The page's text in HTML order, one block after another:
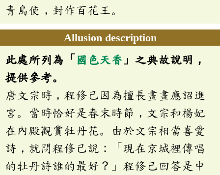
青鳥使，封作百花王。
Allusion description
此處所列為「 國色天香 」之典故說明，
提供參考。
唐文宗時，程修己因為擅長畫畫應詔進
宮。當時恰好是春末時節，文宗和楊妃
在內殿觀賞牡丹花。由於文宗相當喜愛
詩，就問程修己說：「現在京城裡傳唱
的牡丹詩誰的最好？」程修己回答是中